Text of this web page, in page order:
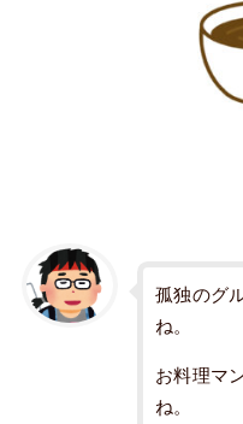
孤独のグ
ね。
お料理マ
ね。